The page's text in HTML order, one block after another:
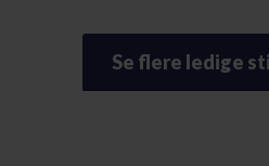
Se flere ledige